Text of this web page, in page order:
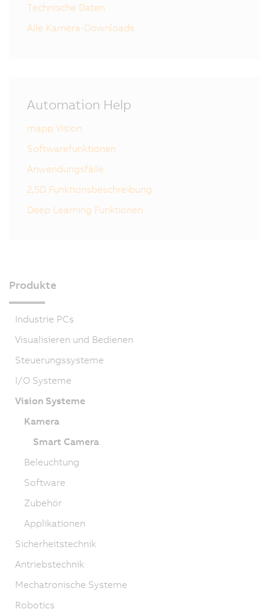
Technische Daten
Alle Kamera-Downloads
Automation Help
mapp Vision
Softwarefunktionen
Anwendungsfälle
2,5D Funktionsbeschreibung
Deep Learning Funktionen
Produkte
Industrie PCs
Visualisieren und Bedienen
Steuerungssysteme
I/O Systeme
Vision Systeme
Kamera
Smart Camera
Beleuchtung
Software
Zubehör
Applikationen
Sicherheitstechnik
Antriebstechnik
Mechatronische Systeme
Robotics